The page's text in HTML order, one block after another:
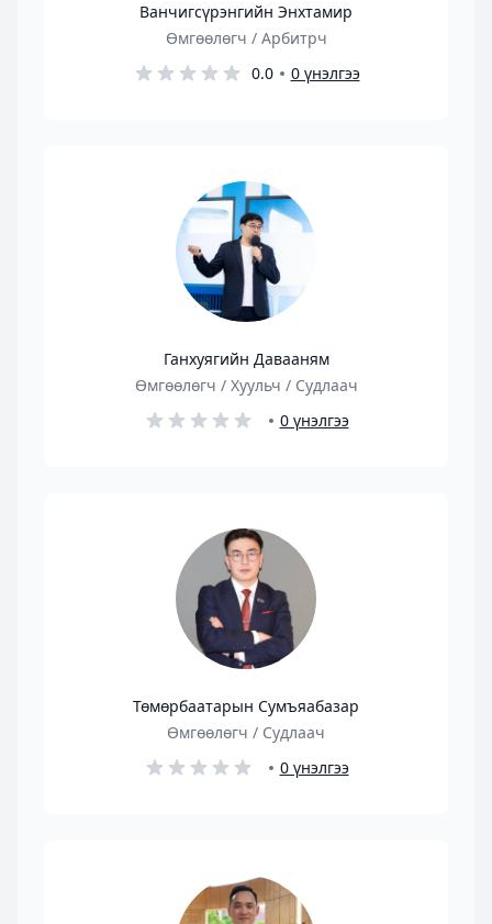
Ванчигсүрэнгийн Энхтамир
Өмгөөлөгч / Арбитрч
0.0
0 үнэлгээ
Ганхуягийн Давааням
Өмгөөлөгч / Хуульч / Судлаач
0 үнэлгээ
Төмөрбаатарын Сумъяабазар
Өмгөөлөгч / Судлаач
0 үнэлгээ